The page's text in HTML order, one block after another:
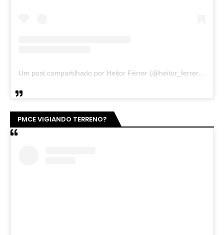
Um post compartilhado por Heitor Férrer (@heitor_ferrer77)
PMCE VIGIANDO TERRENO?